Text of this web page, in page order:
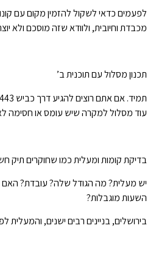
לפעמים כדאי לשקול להזמין מקום עם
מכבדת וחיובית, ולוודא שזה מוסכם ולא
תכנון מסלול עם תוכנית ב’
עוד מסלול למקרה שיש עומס או חסימה
בדיקת קומות ומעלית כמו שחוקרים תיק
יש מעלית? מה הגודל שלה? עובדת?
השעות מוגבלות?
בירושלים, בניינים רבים ישנים,